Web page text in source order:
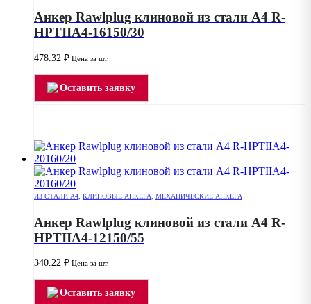
Анкер Rawlplug клиновой из стали А4 R-
HPTIIA4-16150/30
478.32 ₽ Цена за шт.
Оставить заявку
ИЗ СТАЛИ А4 КЛИНОВЫЕ АНКЕРА МЕХАНИЧЕСКИЕ АНКЕРА
Анкер Rawlplug клиновой из стали А4 R-
HPTIIA4-12150/55
340.22 ₽ Цена за шт.
Оставить заявку